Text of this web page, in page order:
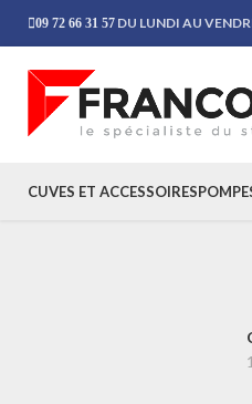
09 72 66 31 57 DU LUNDI AU
CUVES ET ACCESSOIRES